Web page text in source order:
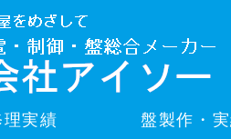
実績 盤製作・